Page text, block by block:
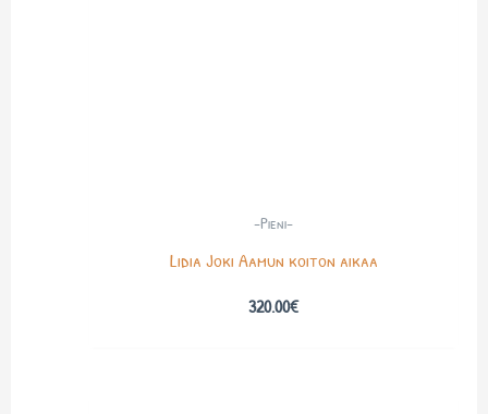
-Pieni-
Lidia Joki Aamun koiton aikaa
320.00€